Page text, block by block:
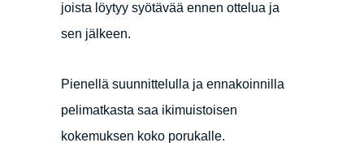
joista löytyy syötävää ennen ottelua ja
sen jälkeen.
Pienellä suunnittelulla ja ennakoinnilla
pelimatkasta saa ikimuistoisen
kokemuksen koko porukalle.